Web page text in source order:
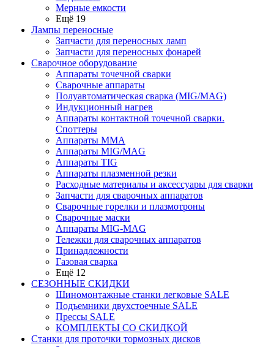
Мерные емкости
Ещё 19
Лампы переносные
Запчасти для переносных ламп
Запчасти для переносных фонарей
Сварочное оборудование
Аппараты точечной сварки
Сварочные аппараты
Полуавтоматическая сварка (MIG/MAG)
Индукционный нагрев
Аппараты контактной точечной сварки.
Споттеры
Аппараты MMA
Аппараты MIG/MAG
Аппараты TIG
Аппараты плазменной резки
Расходные материалы и аксессуары для сварки
Запчасти для сварочных аппаратов
Сварочные горелки и плазмотроны
Сварочные маски
Аппараты MIG-MAG
Тележки для сварочных аппаратов
Принадлежности
Газовая сварка
Ещё 12
СЕЗОННЫЕ СКИДКИ
Шиномонтажные станки легковые SALE
Подъемники двухстоечные SALE
Прессы SALE
КОМПЛЕКТЫ СО СКИДКОЙ
Станки для проточки тормозных дисков